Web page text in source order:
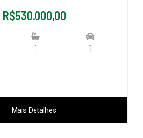
R$530.000,00
1 1
Mais Detalhes